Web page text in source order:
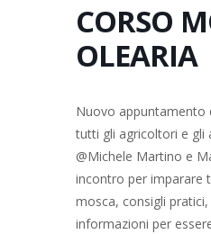
CORSO
OLEARIA
Nuovo appuntamento
tutti gli agricoltori e gli
@Michele Martino e
incontro per imparare
mosca, consigli
informazioni per